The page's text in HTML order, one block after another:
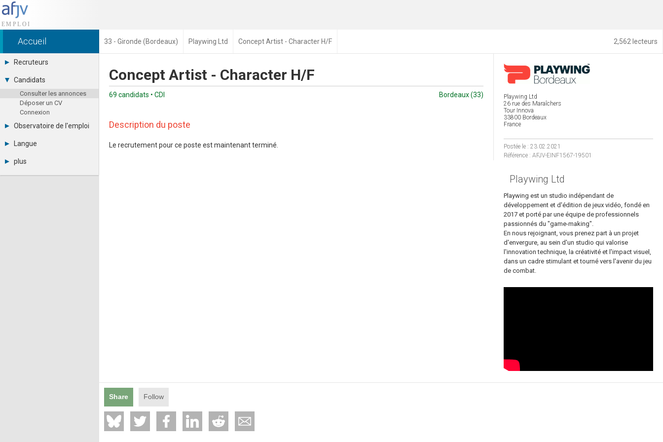
2,562 lecteurs
Accueil 33 - Gironde (Bordeaux) Playwing Ltd Concept Artist - Character H/F
Recruteurs
Déposer une annonce
Tarifs
Interface recruteur
Candidats
Consulter les annonces
Déposer un CV
Connexion
Observatoire de l'emploi
Par métier
Par contrat
Langue
Español
plus
Actualités
Playwing Ltd
26 rue des Maraîchers
Tour Innova
33800 Bordeaux
France
Postée le : 23.02.2021
Référence : AFJV-EINF1567-19501
Playwing Ltd
Playwing est un studio indépendant de
développement et d'édition de jeux vidéo, fondé en
2017 et porté par une équipe de professionnels
passionnés du "game-making".
En nous rejoignant, vous prenez part à un projet
d'envergure, au sein d'un studio qui valorise
l'innovation technique, la créativité et l'impact visuel,
dans un cadre stimulant et tourné vers l'avenir du jeu
de combat.
Concept Artist - Character H/F
69 candidats • CDI Bordeaux (33)
Description du poste
Le recrutement pour ce poste est maintenant terminé.
Share Follow